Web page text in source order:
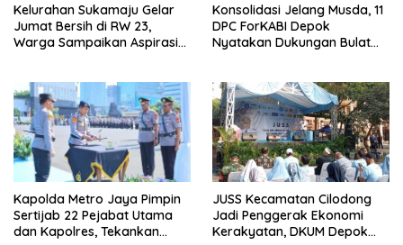
Kelurahan Sukamaju Gelar
Jumat Bersih di RW 23,
Warga Sampaikan Aspirasi
Konsolidasi Jelang Musda, 11
DPC ForKABI Depok
Nyatakan Dukungan Bulat
Kapolda Metro Jaya Pimpin
Sertijab 22 Pejabat Utama
dan Kapolres, Tekankan
JUSS Kecamatan Cilodong
Jadi Penggerak Ekonomi
Kerakyatan, DKUM Depok